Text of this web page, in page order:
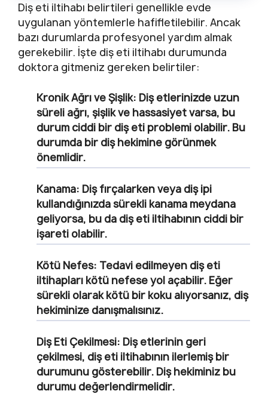
Diş eti iltihabı belirtileri genellikle evde
uygulanan yöntemlerle hafifletilebilir. Ancak
bazı durumlarda profesyonel yardım almak
gerekebilir. İşte diş eti iltihabı durumunda
doktora gitmeniz gereken belirtiler:
Kronik Ağrı ve Şişlik: Diş etlerinizde uzun
süreli ağrı, şişlik ve hassasiyet varsa, bu
durum ciddi bir diş eti problemi olabilir. Bu
durumda bir diş hekimine görünmek
önemlidir.
Kanama: Diş fırçalarken veya diş ipi
kullandığınızda sürekli kanama meydana
geliyorsa, bu da diş eti iltihabının ciddi bir
işareti olabilir.
Kötü Nefes: Tedavi edilmeyen diş eti
iltihapları kötü nefese yol açabilir. Eğer
sürekli olarak kötü bir koku alıyorsanız, diş
hekiminize danışmalısınız.
Diş Eti Çekilmesi: Diş etlerinin geri
çekilmesi, diş eti iltihabının ilerlemiş bir
durumunu gösterebilir. Diş hekiminiz bu
durumu değerlendirmelidir.